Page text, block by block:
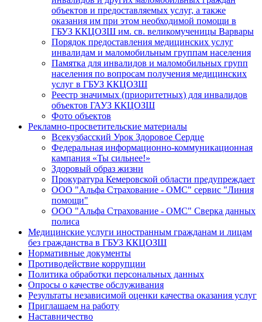
объектов и предоставляемых услуг, а также
оказания им при этом необходимой помощи в
ГБУЗ ККЦОЗШ им. св. великомученицы Варвары
Порядок предоставления медицинских услуг
инвалидам и маломобильным группам населения
Памятка для инвалидов и маломобильных групп
населения по вопросам получения медицинских
услуг в ГБУЗ ККЦОЗШ
Реестр значимых (приоритетных) для инвалидов
объектов ГАУЗ ККЦОЗШ
Фото объектов
Рекламно-просветительские материалы
Всекузбасский Урок Здоровое Сердце
Федеральная информационно-коммуникационная
кампания «Ты сильнее!»
Здоровый образ жизни
Прокуратура Кемеровской области предупреждает
ООО "Альфа Страхование - ОМС" сервис "Линия
помощи"
ООО "Альфа Страхование - ОМС" Сверка данных
полиса
Медицинские услуги иностранным гражданам и лицам
без гражданства в ГБУЗ ККЦОЗШ
Нормативные документы
Противодействие коррупции
Политика обработки персональных данных
Опросы о качестве обслуживания
Результаты независимой оценки качества оказания услуг
Приглашаем на работу
Наставничество